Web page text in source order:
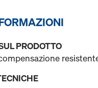
PRODOTTO